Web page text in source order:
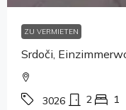
ZU VERMIETEN
Srdoči,
3026 2 1